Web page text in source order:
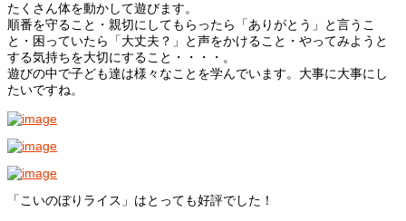
たくさん体を動かして遊びます。
順番を守ること・親切にしてもらったら「ありがとう」と言うこ
と・困っていたら「大丈夫？」と声をかけること・やってみようと
する気持ちを大切にすること・・・・。
遊びの中で子ども達は様々なことを学んでいます。大事に大事にし
たいですね。
「こいのぼりライス」はとっても好評でした！